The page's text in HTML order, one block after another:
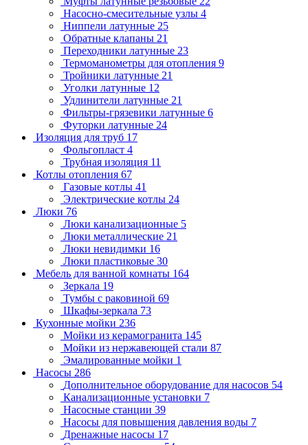
Насосно-смесительные узлы 4
Ниппели латунные 25
Обратные клапаны 21
Переходники латунные 23
Термоманометры для отопления 9
Тройники латунные 21
Уголки латунные 12
Удлинители латунные 21
Фильтры-грязевики латунные 6
Футорки латунные 24
Изоляция для труб 17
Фольгопласт 4
Трубная изоляция 11
Котлы отопления 67
Газовые котлы 41
Электрические котлы 24
Люки 76
Люки канализационные 5
Люки металлические 21
Люки невидимки 16
Люки пластиковые 30
Мебель для ванной комнаты 164
Зеркала 19
Тумбы с раковиной 69
Шкафы-зеркала 73
Кухонные мойки 236
Мойки из керамогранита 145
Мойки из нержавеющей стали 87
Эмалированные мойки 1
Насосы 286
Дополнительное оборудование для насосов 54
Канализационные установки 7
Насосные станции 39
Насосы для повышения давления воды 7
Дренажные насосы 17